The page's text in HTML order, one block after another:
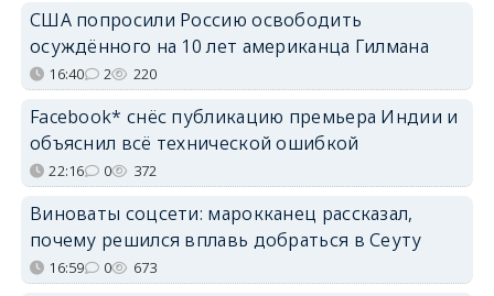
США попросили Россию освободить
осуждённого на 10 лет американца Гилмана
16:40 2 220
Facebook* снёс публикацию премьера Индии и
объяснил всё технической ошибкой
22:16 0 372
Виноваты соцсети: марокканец рассказал,
почему решился вплавь добраться в Сеуту
16:59 0 673